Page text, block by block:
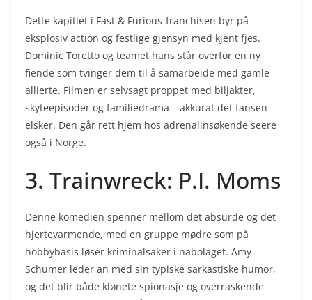
Dette kapitlet i Fast & Furious-franchisen byr på
eksplosiv action og festlige gjensyn med kjent fjes.
Dominic Toretto og teamet hans står overfor en ny
fiende som tvinger dem til å samarbeide med gamle
allierte. Filmen er selvsagt proppet med biljakter,
skyteepisoder og familiedrama – akkurat det fansen
elsker. Den går rett hjem hos adrenalinsøkende seere
også i Norge.
3. Trainwreck: P.I. Moms
Denne komedien spenner mellom det absurde og det
hjertevarmende, med en gruppe mødre som på
hobbybasis løser kriminalsaker i nabolaget. Amy
Schumer leder an med sin typiske sarkastiske humor,
og det blir både klønete spionasje og overraskende